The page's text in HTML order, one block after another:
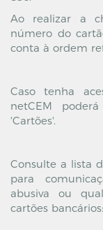
Ao realizar a
número do
conta à ordem
Caso tenha
netCEM
'Cartões'.
Consulte a lista
para
abusiva ou
cartões bancários: